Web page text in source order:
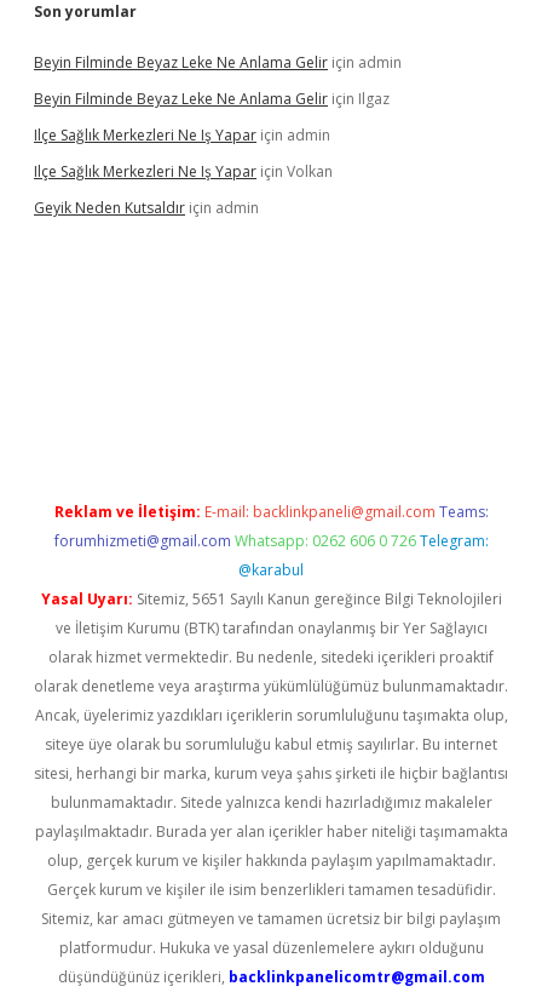
Son yorumlar
Beyin Filminde Beyaz Leke Ne Anlama Gelir için admin
Beyin Filminde Beyaz Leke Ne Anlama Gelir için Ilgaz
Ilçe Sağlık Merkezleri Ne Iş Yapar için admin
Ilçe Sağlık Merkezleri Ne Iş Yapar için Volkan
Geyik Neden Kutsaldır için admin
Reklam ve İletişim: E-mail: backlinkpaneli@gmail.com Teams:
forumhizmeti@gmail.com Whatsapp: 0262 606 0 726 Telegram:
@karabul
Yasal Uyarı: Sitemiz, 5651 Sayılı Kanun gereğince Bilgi Teknolojileri
ve İletişim Kurumu (BTK) tarafından onaylanmış bir Yer Sağlayıcı
olarak hizmet vermektedir. Bu nedenle, sitedeki içerikleri proaktif
olarak denetleme veya araştırma yükümlülüğümüz bulunmamaktadır.
Ancak, üyelerimiz yazdıkları içeriklerin sorumluluğunu taşımakta olup,
siteye üye olarak bu sorumluluğu kabul etmiş sayılırlar. Bu internet
sitesi, herhangi bir marka, kurum veya şahıs şirketi ile hiçbir bağlantısı
bulunmamaktadır. Sitede yalnızca kendi hazırladığımız makaleler
paylaşılmaktadır. Burada yer alan içerikler haber niteliği taşımamakta
olup, gerçek kurum ve kişiler hakkında paylaşım yapılmamaktadır.
Gerçek kurum ve kişiler ile isim benzerlikleri tamamen tesadüfidir.
Sitemiz, kar amacı gütmeyen ve tamamen ücretsiz bir bilgi paylaşım
platformudur. Hukuka ve yasal düzenlemelere aykırı olduğunu
düşündüğünüz içerikleri, backlinkpanelicomtr@gmail.com